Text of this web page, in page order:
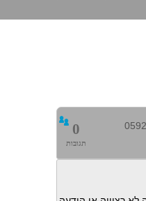
0
תגובות